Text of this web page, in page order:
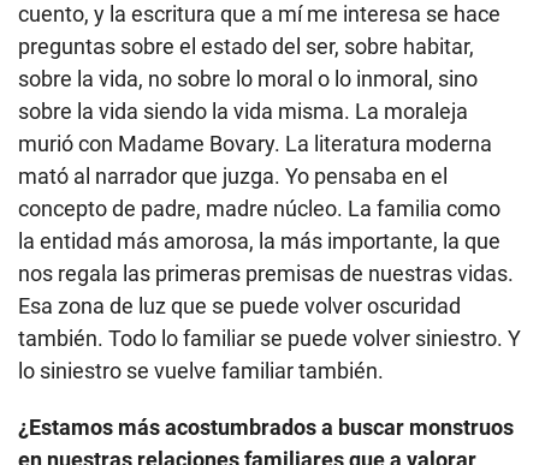
cuento, y la escritura que a mí me interesa se hace
preguntas sobre el estado del ser, sobre habitar,
sobre la vida, no sobre lo moral o lo inmoral, sino
sobre la vida siendo la vida misma. La moraleja
murió con Madame Bovary. La literatura moderna
mató al narrador que juzga. Yo pensaba en el
concepto de padre, madre núcleo. La familia como
la entidad más amorosa, la más importante, la que
nos regala las primeras premisas de nuestras vidas.
Esa zona de luz que se puede volver oscuridad
también. Todo lo familiar se puede volver siniestro. Y
lo siniestro se vuelve familiar también.
¿Estamos más acostumbrados a buscar monstruos